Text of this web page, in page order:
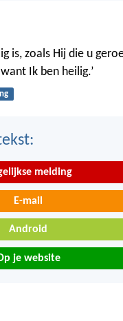
is, zoals Hij die u
Ik ben heilig.’
melding
E-mail
Android
je website